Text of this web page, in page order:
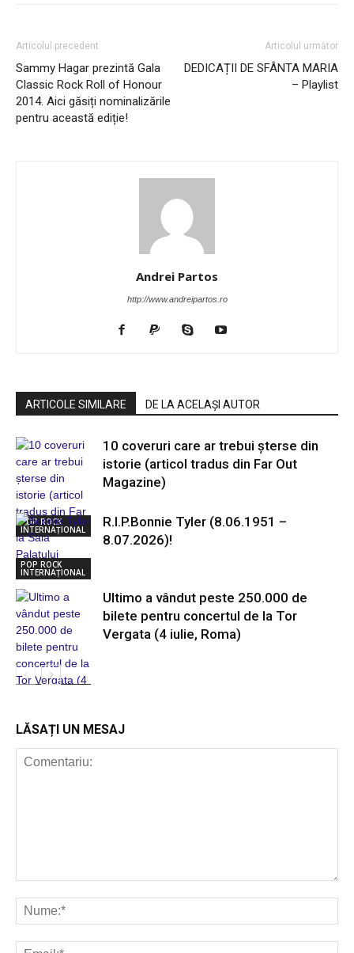
Articolul precedent
Sammy Hagar prezintă Gala
Classic Rock Roll of Honour
2014. Aici găsiți nominalizările
pentru această ediție!
Articolul următor
DEDICAȚII DE SFÂNTA MARIA
– Playlist
Andrei Partos
http://www.andreipartos.ro
ARTICOLE SIMILARE DE LA ACELAȘI AUTOR
POP ROCK
INTERNAȚIONAL
10 coveruri care ar trebui șterse din
istorie (articol tradus din Far Out
Magazine)
POP ROCK
INTERNAȚIONAL
R.I.P.Bonnie Tyler (8.06.1951 –
8.07.2026)!
Ultimo a vândut peste 250.000 de
bilete pentru concertul de la Tor
Vergata (4 iulie, Roma)
LĂSAȚI UN MESAJ